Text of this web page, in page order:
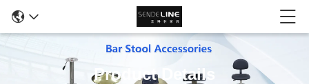
Product Details